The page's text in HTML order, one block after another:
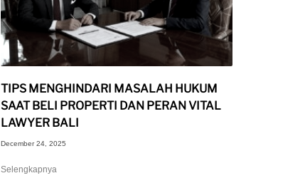
TIPS MENGHINDARI MASALAH HUKUM
SAAT BELI PROPERTI DAN PERAN VITAL
LAWYER BALI
December 24, 2025
Selengkapnya